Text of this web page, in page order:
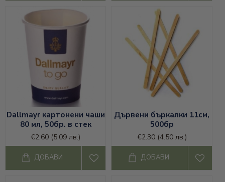
Dallmayr картонени чаши
80 мл, 50бр. в стек
€2.60 (5.09 лв.)
ДОБАВИ
Дървени бъркалки 11см,
500бр
€2.30 (4.50 лв.)
ДОБАВИ